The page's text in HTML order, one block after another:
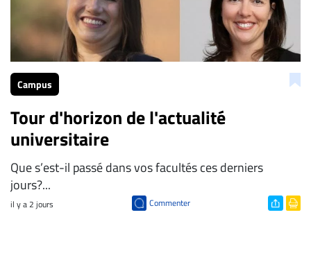
Campus
Tour d'horizon de l'actualité
universitaire
Que s’est-il passé dans vos facultés ces derniers
jours?...
il y a 2 jours Commenter